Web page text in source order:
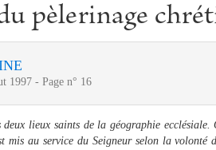
pèlerinage
1997 - Page n° 16
deux lieux saints de la géographie
mis au service du Seigneur selon la